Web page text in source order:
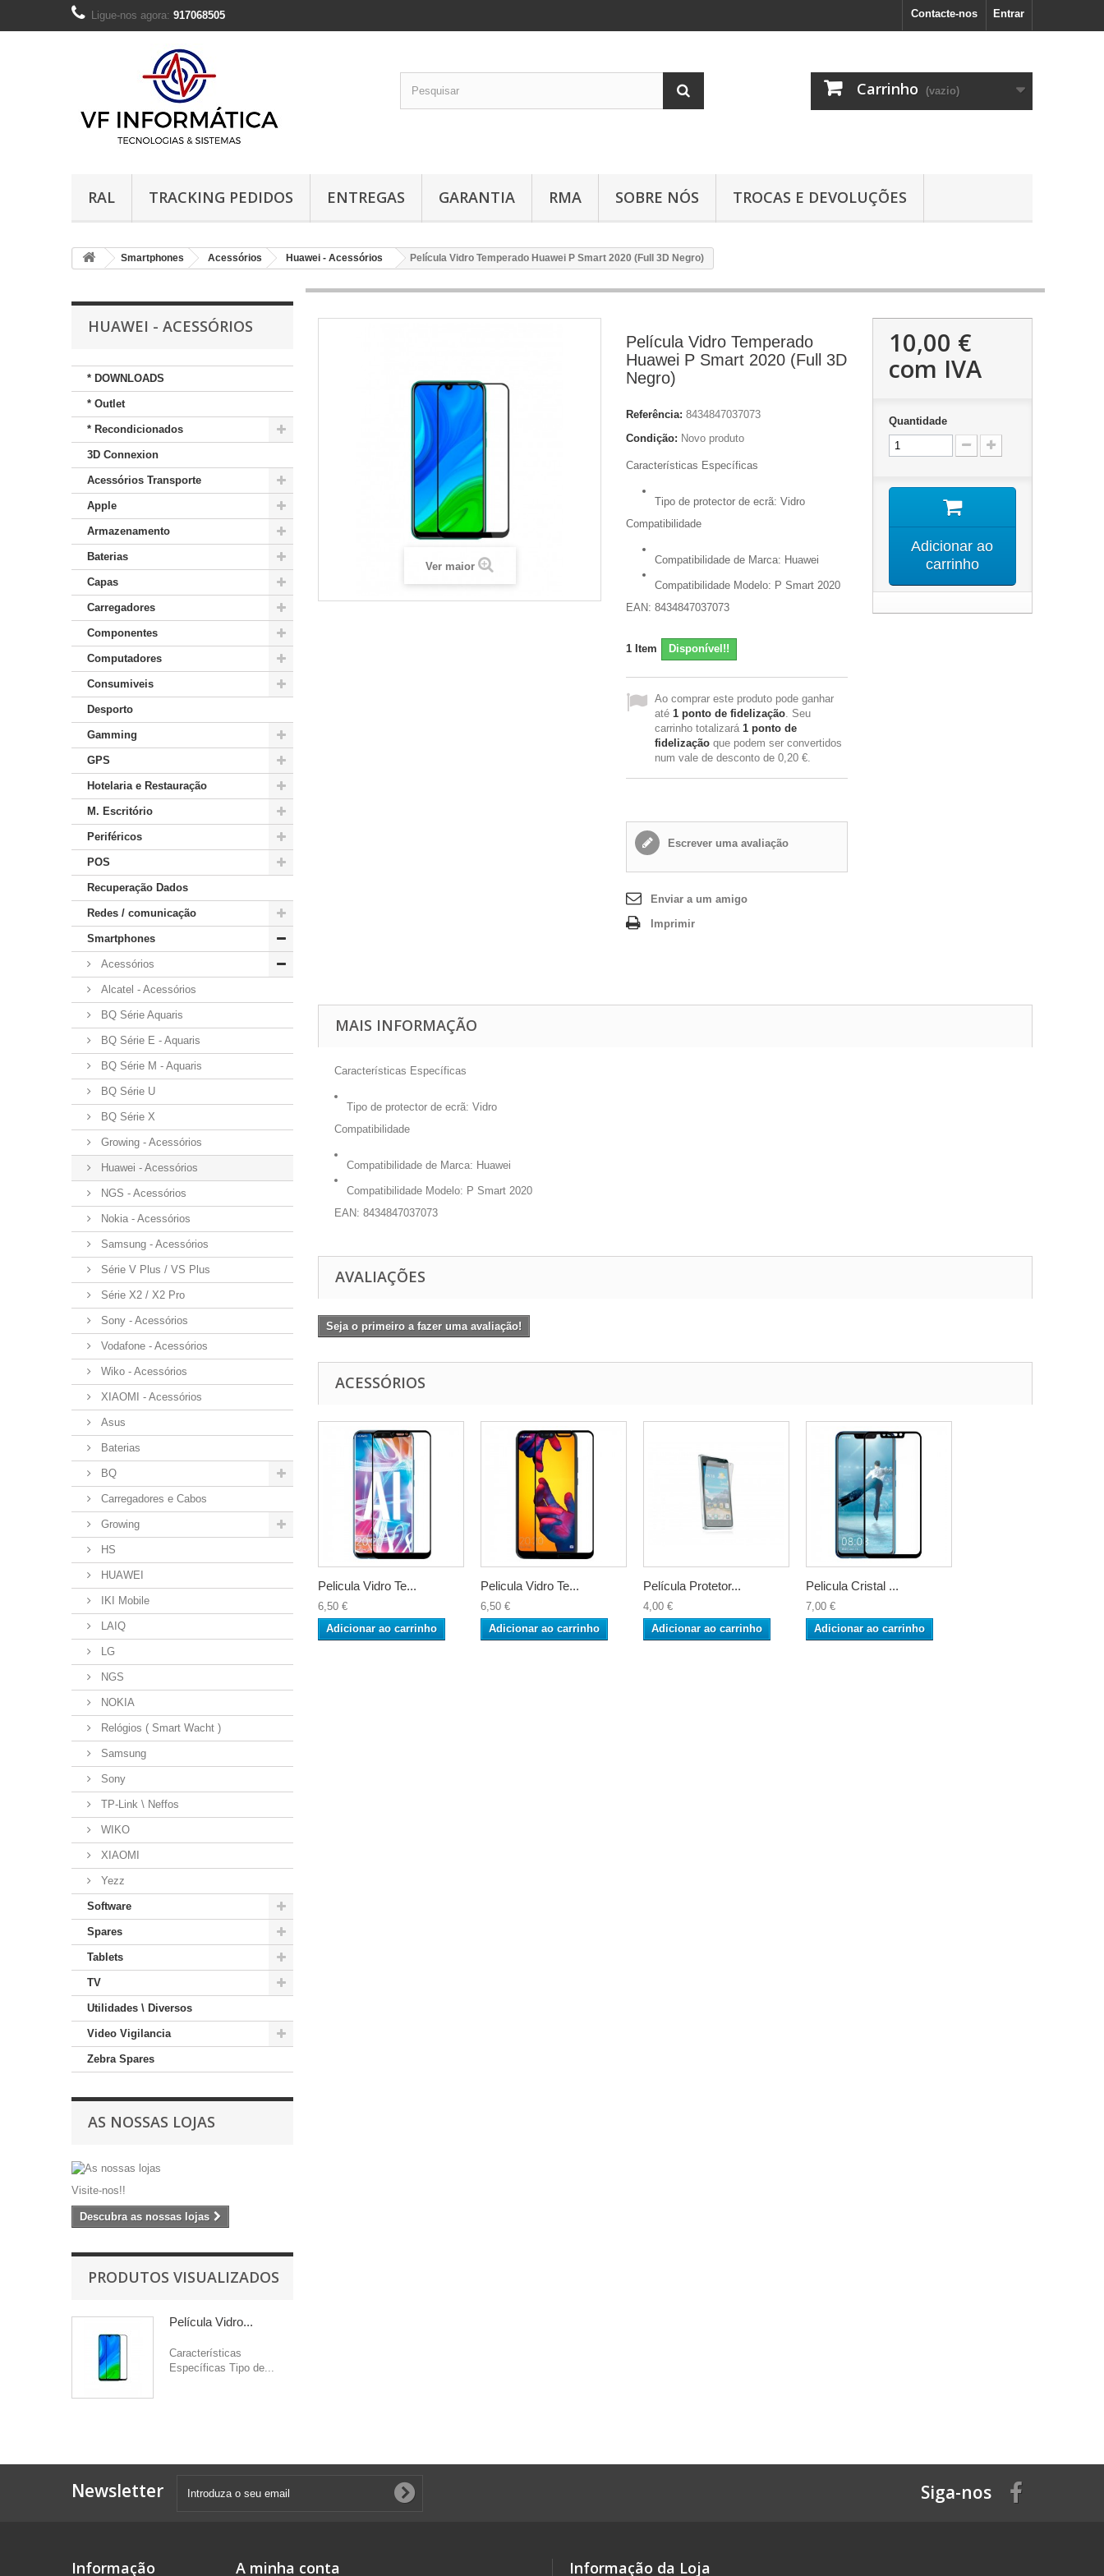
Entrar
Contacte-nos
Ligue-nos agora: 917068505
Carrinho (vazio)
RAL TRACKING PEDIDOS ENTREGAS GARANTIA RMA SOBRE NÓS TROCAS E DEVOLUÇÕES
Smartphones Acessórios Huawei - Acessórios Película Vidro Temperado Huawei P Smart 2020 (Full 3D Negro)
HUAWEI - ACESSÓRIOS
* DOWNLOADS
* Outlet
* Recondicionados
3D Connexion
Acessórios Transporte
Apple
Armazenamento
Baterias
Capas
Carregadores
Componentes
Computadores
Consumiveis
Desporto
Gamming
GPS
Hotelaria e Restauração
M. Escritório
Periféricos
POS
Recuperação Dados
Redes / comunicação
Smartphones
Acessórios
Alcatel - Acessórios
BQ Série Aquaris
BQ Série E - Aquaris
BQ Série M - Aquaris
BQ Série U
BQ Série X
Growing - Acessórios
Huawei - Acessórios
NGS - Acessórios
Nokia - Acessórios
Samsung - Acessórios
Série V Plus / VS Plus
Série X2 / X2 Pro
Sony - Acessórios
Vodafone - Acessórios
Wiko - Acessórios
XIAOMI - Acessórios
Asus
Baterias
BQ
Carregadores e Cabos
Growing
HS
HUAWEI
IKI Mobile
LAIQ
LG
NGS
NOKIA
Relógios ( Smart Wacht )
Samsung
Sony
TP-Link \ Neffos
WIKO
XIAOMI
Yezz
Software
Spares
Tablets
TV
Utilidades \ Diversos
Video Vigilancia
Zebra Spares
AS NOSSAS LOJAS
Visite-nos!!
Descubra as nossas lojas
PRODUTOS VISUALIZADOS
Película Vidro...
Características
Específicas Tipo de...
Ver maior
Película Vidro Temperado
Huawei P Smart 2020 (Full 3D
Negro)
Referência: 8434847037073
Condição: Novo produto
Características Específicas
Tipo de protector de ecrã: Vidro
Compatibilidade
Compatibilidade de Marca: Huawei
Compatibilidade Modelo: P Smart 2020
EAN: 8434847037073
1 Item Disponível!!
Ao comprar este produto pode ganhar
até 1 ponto de fidelização. Seu
carrinho totalizará 1 ponto de
fidelização que podem ser convertidos
num vale de desconto de 0,20 €.
Escrever uma avaliação
Enviar a um amigo
Imprimir
10,00 €
com IVA
Quantidade
Adicionar ao
carrinho
MAIS INFORMAÇÃO
Características Específicas
Tipo de protector de ecrã: Vidro
Compatibilidade
Compatibilidade de Marca: Huawei
Compatibilidade Modelo: P Smart 2020
EAN: 8434847037073
AVALIAÇÕES
Seja o primeiro a fazer uma avaliação!
ACESSÓRIOS
Pelicula Vidro Te...
6,50 €
Adicionar ao carrinho
Pelicula Vidro Te...
6,50 €
Adicionar ao carrinho
Película Protetor...
4,00 €
Adicionar ao carrinho
Pelicula Cristal ...
7,00 €
Adicionar ao carrinho
Newsletter Siga-nos
Informação A minha conta Informação da Loja